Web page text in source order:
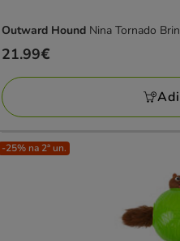
Outward Hound Nina Tornado
Preço
21.99€
21.99€
-25% na 2ª un.